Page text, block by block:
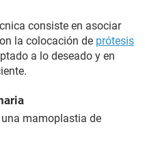
consiste en asociar
la colocación de prótesis
a lo deseado y en
mamoplastia de